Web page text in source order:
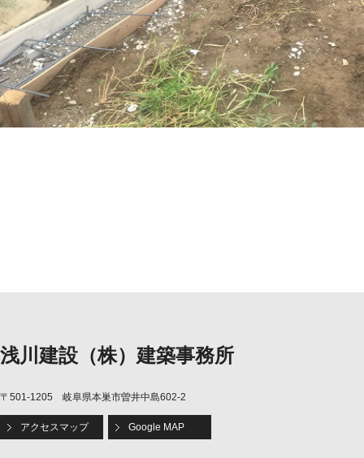
浅川建設（株）建築事務所
〒501-1205 岐阜県本巣市曽井中島602-2
アクセスマップ Google MAP